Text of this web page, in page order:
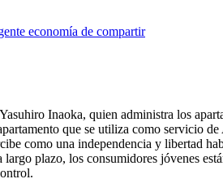
Inaoka, quien administra los
que se utiliza como servicio
como una independencia y libertad
largo plazo, los consumidores jóvenes